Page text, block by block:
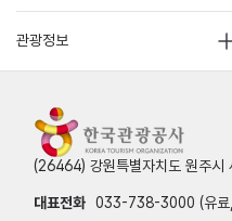
관광정보
(26464) 강원특별자치도 원주시
대표전화 033-738-3000 (유료